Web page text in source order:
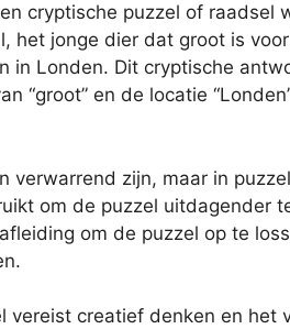
cryptische puzzel of raadsel
het jonge dier dat groot is
in Londen. Dit cryptische
“groot” en de locatie
verwarrend zijn, maar in
om de puzzel uitdagender
om de puzzel op te
vereist creatief denken en het